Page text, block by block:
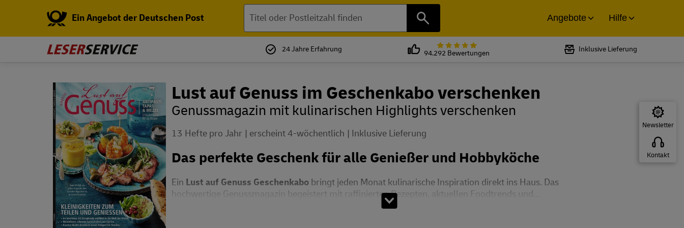
Ein Angebot der Deutschen Post
Suchen
Angebote Hilfe
24 Jahre Erfahrung
Bewertet mit 5 von 5 Sternen bei
94.292 Bewertungen
Inklusive Lieferung
Newsletter
Kontakt
Lust auf Genuss im Geschenkabo verschenken
Genussmagazin mit kulinarischen Highlights verschenken
13 Hefte pro Jahr erscheint 4-wöchentlich Inklusive Lieferung
Das perfekte Geschenk für alle Genießer und Hobbyköche
Ein Lust auf Genuss Geschenkabo bringt jeden Monat kulinarische Inspiration direkt ins Haus. Das
hochwertige Genussmagazin begeistert mit raffinierten Rezepten, aktuellen Foodtrends und...